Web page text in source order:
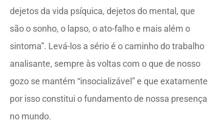
dejetos da vida psíquica, dejetos do mental, que
são o sonho, o lapso, o ato-falho e mais além o
sintoma”. Levá-los a sério é o caminho do trabalho
analisante, sempre às voltas com o que de nosso
gozo se mantém “insocializável” e que exatamente
por isso constitui o fundamento de nossa presença
no mundo.